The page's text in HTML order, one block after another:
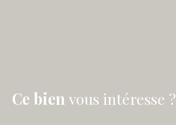
Ce bien vous intéresse ?